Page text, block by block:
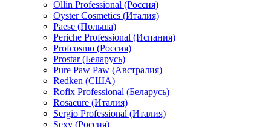
Ollin Professional (Россия)
Oyster Cosmetics (Италия)
Paese (Польша)
Periche Professional (Испания)
Profcosmo (Россия)
Prostar (Беларусь)
Pure Paw Paw (Австралия)
Redken (США)
Rofix Professional (Беларусь)
Rosacure (Италия)
Sergio Professional (Италия)
Sexy (Россия)